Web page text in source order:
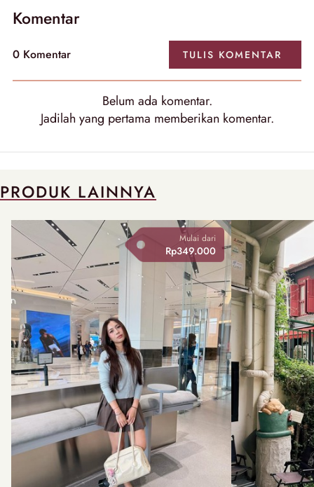
Komentar
0 Komentar TULIS KOMENTAR
Belum ada komentar.
Jadilah yang pertama memberikan komentar.
PRODUK LAINNYA
Mulai dari
Rp349.000